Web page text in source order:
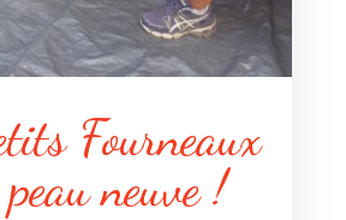
Fourneaux
neuve !